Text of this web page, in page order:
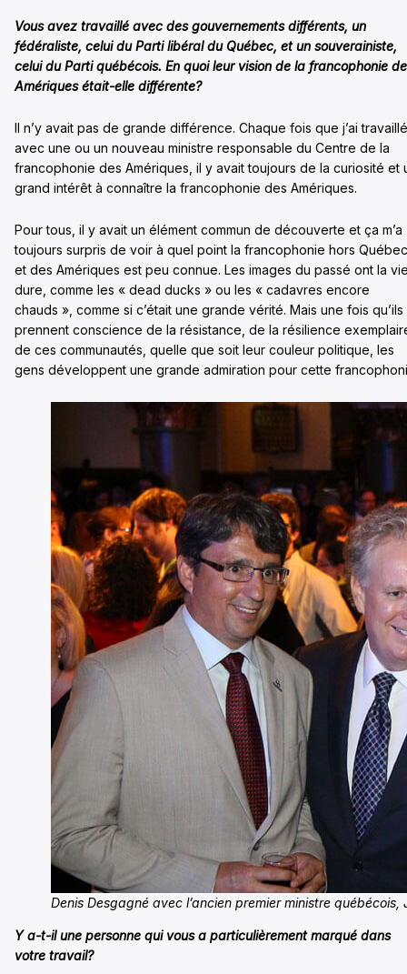
Vous avez travaillé avec des gouvernements différents, un
fédéraliste, celui du Parti libéral du Québec, et un souverainiste,
celui du Parti québécois. En quoi leur vision de la francophonie
Amériques était-elle différente?
Il n’y avait pas de grande différence. Chaque fois que j’ai travaillé
avec une ou un nouveau ministre responsable du Centre de la
francophonie des Amériques, il y avait toujours de la curiosité et
grand intérêt à connaître la francophonie des Amériques.
Pour tous, il y avait un élément commun de découverte et ça m’a
toujours surpris de voir à quel point la francophonie hors Québec
et des Amériques est peu connue. Les images du passé ont la
dure, comme les « dead ducks » ou les « cadavres encore
chauds », comme si c’était une grande vérité. Mais une fois qu’ils
prennent conscience de la résistance, de la résilience
de ces communautés, quelle que soit leur couleur politique, les
gens développent une grande admiration pour cette
Denis Desgagné avec l’ancien premier ministre
Y a-t-il une personne qui vous a particulièrement marqué dans
votre travail?